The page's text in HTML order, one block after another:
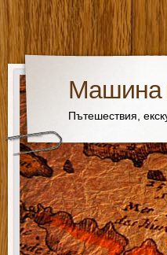
Машина
Пътешествия,